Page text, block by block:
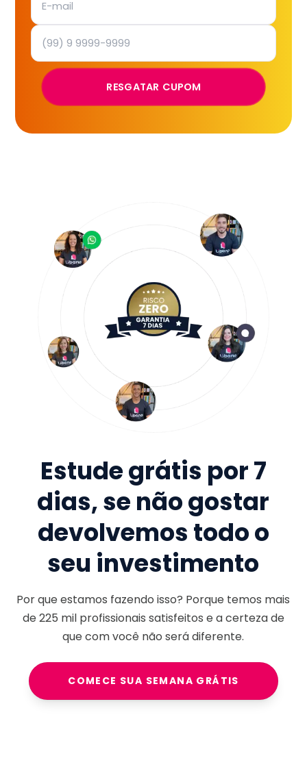
RESGATAR CUPOM
Estude grátis por 7
dias, se não gostar
devolvemos todo o
seu investimento
Por que estamos fazendo isso? Porque temos mais
de225 milprofissionais satisfeitos e a certeza de
que com você não será diferente.
COMECE SUA SEMANA GRÁTIS